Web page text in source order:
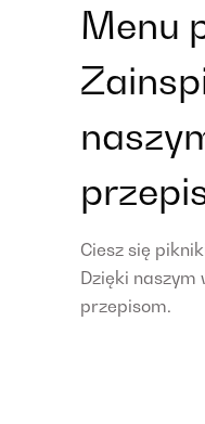
Menu
Ciesz się
Dzięki naszym
przepisom.